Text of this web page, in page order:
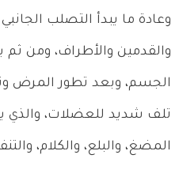
وعادة ما يبدأ التصلب
والقدمين والأطراف، ومن
الجسم، وبعد تطور المرض
تلف شديد للعضلات، والذي
المضغ، والبلع، والكلام،